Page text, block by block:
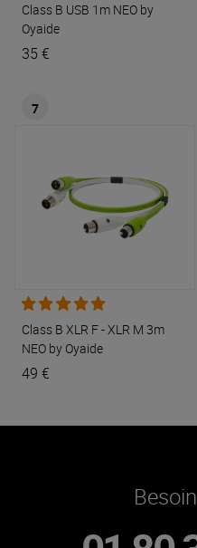
Class B USB 1m NEO by
Oyaide
35 €
7
Class B XLR F - XLR M 3m
NEO by Oyaide
49 €